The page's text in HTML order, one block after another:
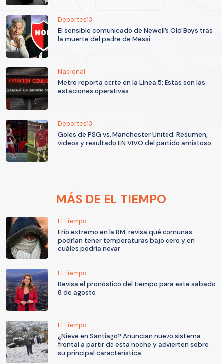
Deportes13
El sensible comunicado de Newell’s Old Boys tras
la muerte del padre de Messi
Nacional
Metro reporta corte en la Línea 5: Estas son las
estaciones operativas
Deportes13
Goles de PSG vs. Manchester United: Resumen,
videos y resultado EN VIVO del partido amistoso
MÁS DE EL TIEMPO
El Tiempo
Frío extremo en la RM: revisa qué comunas
podrían tener temperaturas bajo cero y en
cuáles podría nevar
El Tiempo
Revisa el pronóstico del tiempo para este sábado
8 de agosto
El Tiempo
¿Nieve en Santiago? Anuncian nuevo sistema
frontal a partir de esta noche y advierten sobre
su principal característica